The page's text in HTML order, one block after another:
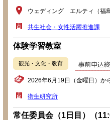
ウェディング エルティ（福
共生社会・女性活躍推進課
体験学習教室
観光・文化・教育
2026年6月19日（金曜日）か
衛生研究所
常任委員会（1日目）（